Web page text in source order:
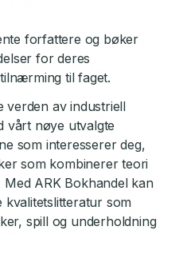
forfattere og bøker
for deres
til faget.
verden av industriell
vårt nøye utvalgte
som interesserer deg,
som kombinerer teori
ARK Bokhandel kan
som
spill og underholdning